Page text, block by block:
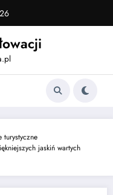
turystyczne
jaskiń wartych